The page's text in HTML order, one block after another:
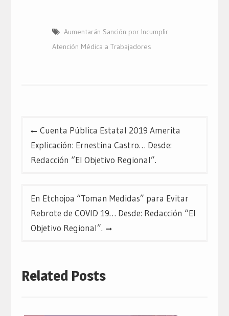
Aumentarán Sanción por Incumplir
Atención Médica a Trabajadores
de
entradas
Cuenta Pública Estatal 2019 Amerita
Explicación: Ernestina Castro… Desde:
Redacción “El Objetivo Regional”.
En Etchojoa “Toman Medidas” para Evitar
Rebrote de COVID 19… Desde: Redacción “El
Objetivo Regional”.
Related Posts